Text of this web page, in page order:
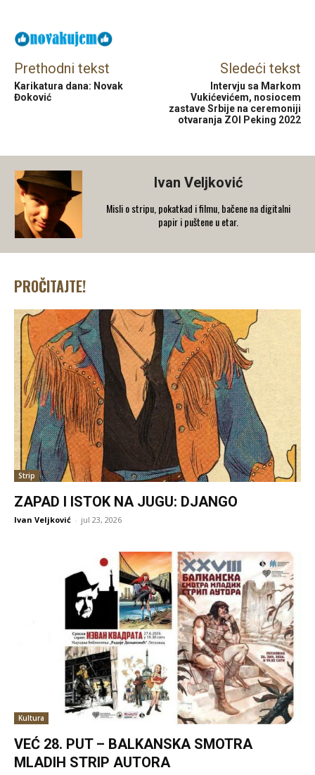
Prethodni tekst
Karikatura dana: Novak
Đoković
Sledeći tekst
Intervju sa Markom
Vukićevićem, nosiocem
zastave Srbije na ceremoniji
otvaranja ZOI Peking 2022
Ivan Veljković
Misli o stripu, pokatkad i filmu, bačene na digitalni
papir i puštene u etar.
PROČITAJTE!
Strip
ZAPAD I ISTOK NA JUGU: DJANGO
Ivan Veljković - jul 23, 2026
Kultura
VEĆ 28. PUT – BALKANSKA SMOTRA
MLADIH STRIP AUTORA